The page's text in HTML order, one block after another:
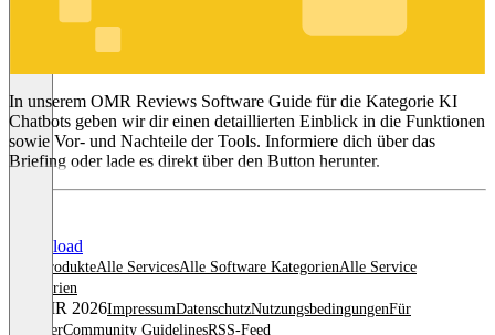
KI Chatbots
In unserem OMR Reviews Software Guide für die Kategorie KI
Chatbots geben wir dir einen detaillierten Einblick in die Funktionen
sowie Vor- und Nachteile der Tools. Informiere dich über das
Briefing oder lade es direkt über den Button herunter.
Download
Alle ProdukteAlle ServicesAlle Software KategorienAlle Service
Kategorien
© OMR 2026ImpressumDatenschutzNutzungsbedingungenFür
AnbieterCommunity GuidelinesRSS-Feed